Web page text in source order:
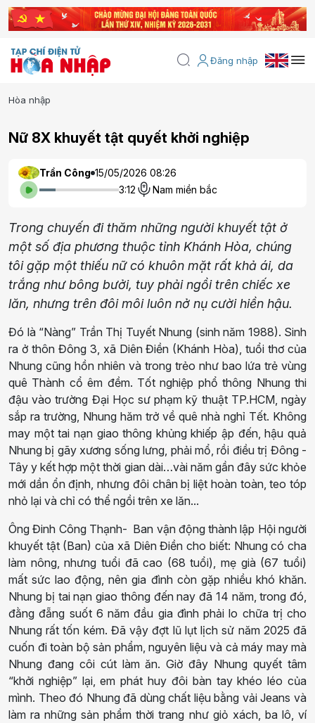
Đăng nhập
Hòa nhập
Nữ 8X khuyết tật quyết khởi nghiệp
Trần Công 15/05/2026 08:26
3:12
Nam miền bắc
Trong chuyến đi thăm những người khuyết tật ở
một số địa phương thuộc tỉnh Khánh Hòa, chúng
tôi gặp một thiếu nữ có khuôn mặt rất khả ái, da
trắng như bông bưởi, tuy phải ngồi trên chiếc xe
lăn, nhưng trên đôi môi luôn nở nụ cười hiền hậu.
Đó là “Nàng” Trần Thị Tuyết Nhung (sinh năm 1988). Sinh
ra ở thôn Đông 3, xã Diên Điền (Khánh Hòa), tuổi thơ của
Nhung cũng hồn nhiên và trong trẻo như bao lứa trẻ vùng
quê Thành cổ êm đềm. Tốt nghiệp phổ thông Nhung thi
đậu vào trường Đại Học sư phạm kỹ thuật TP.HCM, ngày
sắp ra trường, Nhung hăm trở về quê nhà nghỉ Tết. Không
may một tai nạn giao thông khủng khiếp ập đến, hậu quả
Nhung bị gãy xương sống lưng, phải mổ, rồi điều trị Đông -
Tây y kết hợp một thời gian dài…vài năm gần đây sức khỏe
mới dần ổn định, nhưng đôi chân bị liệt hoàn toàn, teo tóp
nhỏ lại và chỉ có thể ngồi trên xe lăn...
Ông Đinh Công Thạnh- Ban vận động thành lập Hội người
khuyết tật (Ban) của xã Diên Điền cho biết: Nhung có cha
làm nông, nhưng tuổi đã cao (68 tuổi), mẹ già (67 tuổi)
mất sức lao động, nên gia đình còn gặp nhiều khó khăn.
Nhung bị tai nạn giao thông đến nay đã 14 năm, trong đó,
đằng đẵng suốt 6 năm đầu gia đình phải lo chữa trị cho
Nhung rất tốn kém. Đã vậy đợt lũ lụt lịch sử năm 2025 đã
cuốn đi toàn bộ sản phẩm, nguyên liệu và cả máy may mà
Nhung đang côi cút làm ăn. Giờ đây Nhung quyết tâm
“khởi nghiệp” lại, em phát huy đôi bàn tay khéo léo của
mình. Theo đó Nhung đã dùng chất liệu bằng vải Jeans và
làm ra những sản phẩm thời trang như giỏ xách, ba lô, ví